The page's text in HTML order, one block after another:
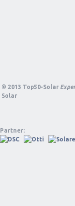
© 2013 Top50-Solar
Solar
Partner: